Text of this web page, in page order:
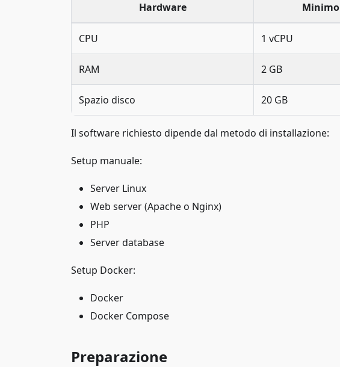
Hardware Minimo
CPU 1 vCPU
RAM 2 GB
Spazio disco 20 GB
Il software richiesto dipende dal metodo di installazione:
Setup manuale:
Server Linux
Web server (Apache o Nginx)
PHP
Server database
Setup Docker:
Docker
Docker Compose
Preparazione